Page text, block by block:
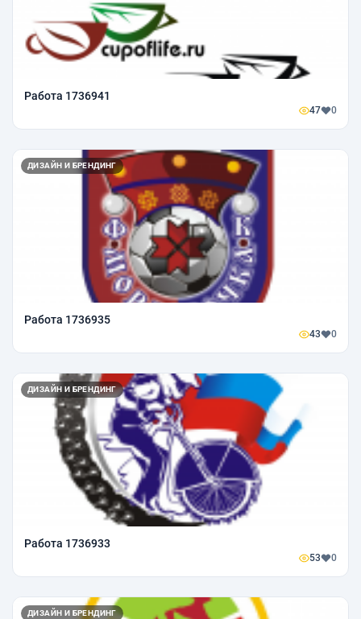
Работа 1736941
47 0
ДИЗАЙН И БРЕНДИНГ
Работа 1736935
43 0
ДИЗАЙН И БРЕНДИНГ
Работа 1736933
53 0
ДИЗАЙН И БРЕНДИНГ